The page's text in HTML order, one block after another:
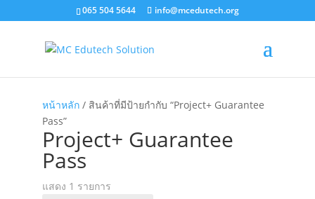
065 504 5644 info@mcedutech.org
หน้าหลัก/ สินค้าที่มีป้ายกำกับ “Project+ Guarantee
Pass”
Project+ Guarantee
Pass
แสดง 1 รายการ